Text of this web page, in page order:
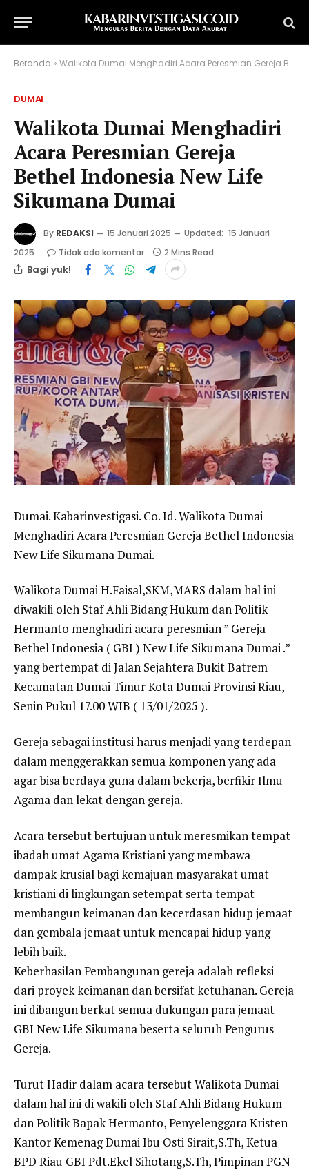
Beranda » Walikota Dumai Menghadiri Acara Peresmian Gereja Bethel Indonesia New Life Sikumana Dumai
DUMAI
Walikota Dumai Menghadiri
Acara Peresmian Gereja
Bethel Indonesia New Life
Sikumana Dumai
By REDAKSI 15 Januari 2025 Updated: 15 Januari
2025
Tidak ada komentar 2 Mins Read
Bagi yuk!
Dumai. Kabarinvestigasi. Co. Id. Walikota Dumai
Menghadiri Acara Peresmian Gereja Bethel Indonesia
New Life Sikumana Dumai.
Walikota Dumai H.Faisal,SKM,MARS dalam hal ini
diwakili oleh Staf Ahli Bidang Hukum dan Politik
Hermanto menghadiri acara peresmian ” Gereja
Bethel Indonesia ( GBI ) New Life Sikumana Dumai .”
yang bertempat di Jalan Sejahtera Bukit Batrem
Kecamatan Dumai Timur Kota Dumai Provinsi Riau,
Senin Pukul 17.00 WIB ( 13/01/2025 ).
Gereja sebagai institusi harus menjadi yang terdepan
dalam menggerakkan semua komponen yang ada
agar bisa berdaya guna dalam bekerja, berfikir Ilmu
Agama dan lekat dengan gereja.
Acara tersebut bertujuan untuk meresmikan tempat
ibadah umat Agama Kristiani yang membawa
dampak krusial bagi kemajuan masyarakat umat
kristiani di lingkungan setempat serta tempat
membangun keimanan dan kecerdasan hidup jemaat
dan gembala jemaat untuk mencapai hidup yang
lebih baik.
Keberhasilan Pembangunan gereja adalah refleksi
dari proyek keimanan dan bersifat ketuhanan. Gereja
ini dibangun berkat semua dukungan para jemaat
GBI New Life Sikumana beserta seluruh Pengurus
Gereja.
Turut Hadir dalam acara tersebut Walikota Dumai
dalam hal ini di wakili oleh Staf Ahli Bidang Hukum
dan Politik Bapak Hermanto, Penyelenggara Kristen
Kantor Kemenag Dumai Ibu Osti Sirait,S.Th, Ketua
BPD Riau GBI Pdt.Ekel Sihotang,S.Th, Pimpinan PGN